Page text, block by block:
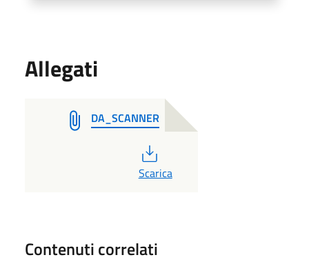
Allegati
DA_SCANNER
PDF
Scarica
Contenuti correlati